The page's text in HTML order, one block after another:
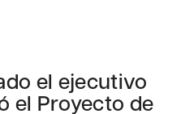
el ejecutivo
el Proyecto de